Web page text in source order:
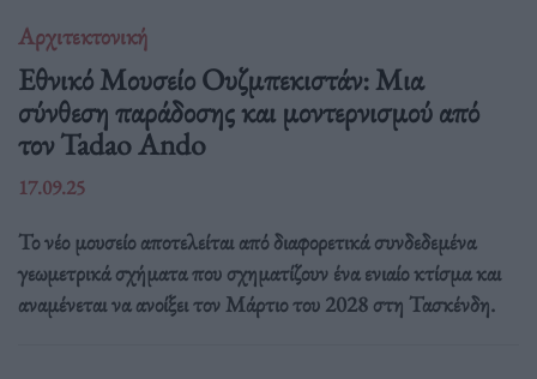
Αρχιτεκτονική
Εθνικό Μουσείο Ουζμπεκιστάν: Μια
σύνθεση παράδοσης και μοντερνισμού από
τον Tadao Ando
17.09.25
Το νέο μουσείο αποτελείται από διαφορετικά συνδεδεμένα
γεωμετρικά σχήματα που σχηματίζουν ένα ενιαίο κτίσμα και
αναμένεται να ανοίξει τον Μάρτιο του 2028 στη Τασκένδη.